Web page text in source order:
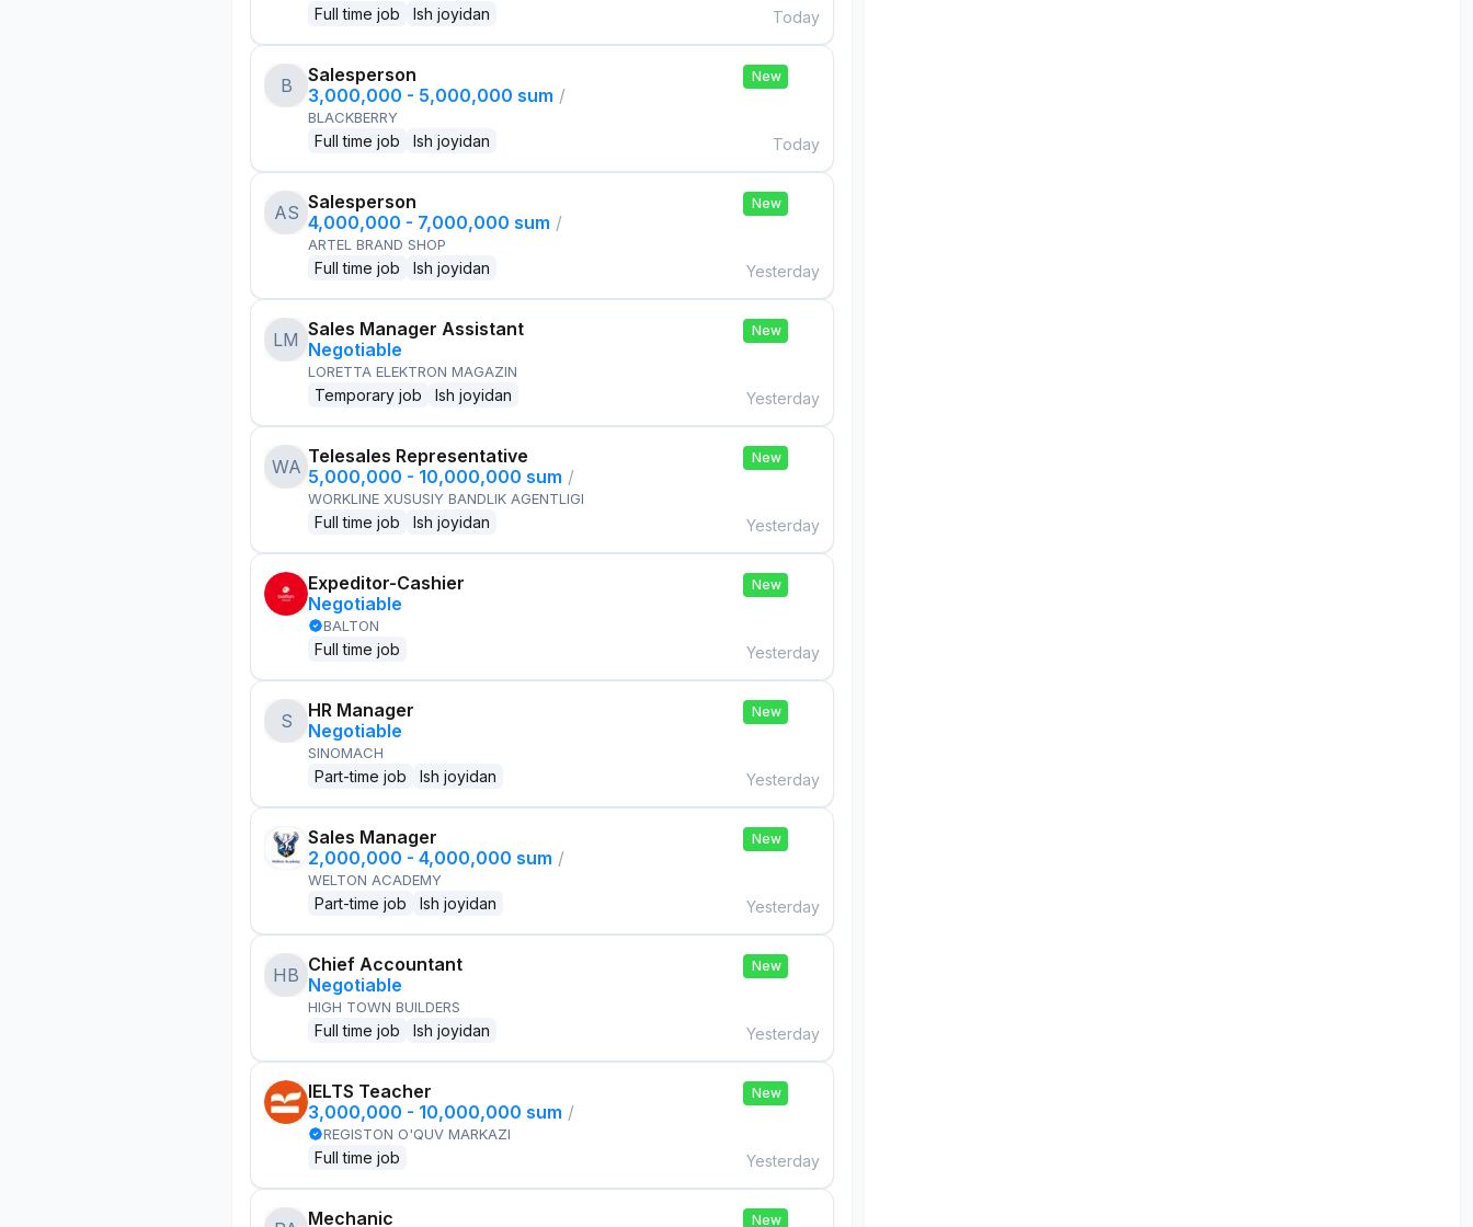
Full time job Ish joyidan Today
B
Salesperson
3,000,000 - 5,000,000 sum /
BLACKBERRY
Full time job Ish joyidan
New
Today
AS Salesperson
4,000,000 - 7,000,000 sum /
ARTEL BRAND SHOP
Full time job Ish joyidan
New
Yesterday
LM Sales Manager Assistant
Negotiable
LORETTA ELEKTRON MAGAZIN
Temporary job Ish joyidan
New
Yesterday
WA Telesales Representative
5,000,000 - 10,000,000 sum /
WORKLINE XUSUSIY BANDLIK AGENTLIGI
Full time job Ish joyidan
New
Yesterday
Expeditor-Cashier
Negotiable
BALTON
Full time job
New
Yesterday
S
HR Manager
Negotiable
SINOMACH
Part-time job Ish joyidan
New
Yesterday
Sales Manager
2,000,000 - 4,000,000 sum /
WELTON ACADEMY
Part-time job Ish joyidan
New
Yesterday
HB Chief Accountant
Negotiable
HIGH TOWN BUILDERS
Full time job Ish joyidan
New
Yesterday
IELTS Teacher
3,000,000 - 10,000,000 sum /
REGISTON O'QUV MARKAZI
Full time job
New
Yesterday
Mechanic New